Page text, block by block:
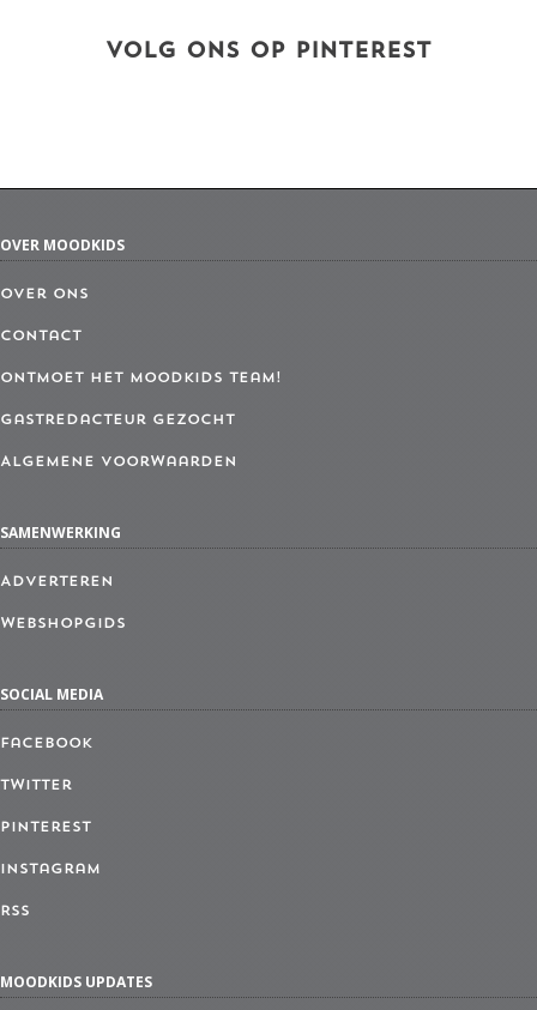
VOLG ONS OP PINTEREST
OVER MOODKIDS
Over ons
Contact
Ontmoet het MoodKids Team!
Gastredacteur gezocht
Algemene Voorwaarden
SAMENWERKING
Adverteren
Webshopgids
SOCIAL MEDIA
Facebook
Twitter
Pinterest
Instagram
RSS
MOODKIDS UPDATES